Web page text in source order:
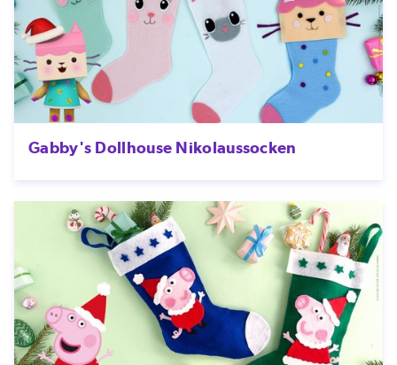
Gabby's Dollhouse Nikolaussocken